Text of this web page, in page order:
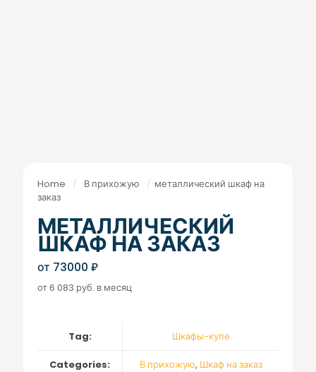
Home / В прихожую / металлический шкаф на
заказ
МЕТАЛЛИЧЕСКИЙ
ШКАФ НА ЗАКАЗ
от 73000 ₽
от 6 083 руб. в месяц
Tag: Шкафы-купе
Categories: В прихожую, Шкаф на заказ